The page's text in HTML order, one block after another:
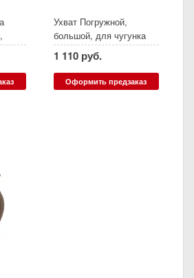
Ухват Погружной,
большой, для чугунка
керамического
1 110 руб.
Оформить предзаказ